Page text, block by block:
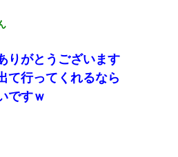
りがとうございます
て行ってくれるなら
ですｗ